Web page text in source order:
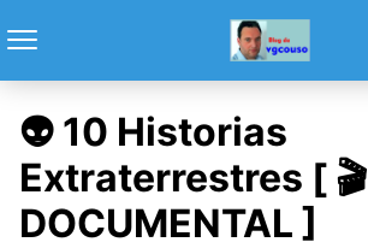
👽 10 Historias
Extraterrestres [ 🎬
DOCUMENTAL ]